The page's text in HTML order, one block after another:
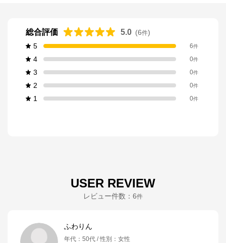
総合評価 5.0 (6件)
5
6件
4 0件
3 0件
2 0件
1 0件
USER REVIEW
レビュー件数： 6件
ふわりん
年代 ： 50代 性別 ： 女性